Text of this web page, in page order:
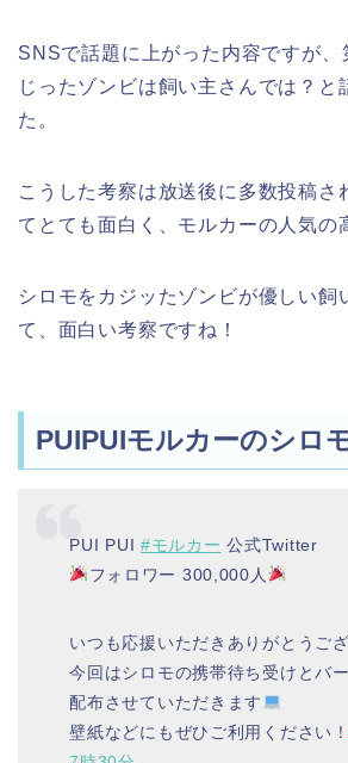
SNSで話題に上がった内容ですが
じったゾンビは飼い主さんでは？と
た。
こうした考察は放送後に多数投稿さ
てとても面白く、モルカーの人気の
シロモをカジッたゾンビが優しい飼
て、面白い考察ですね！
PUIPUIモルカーのシロ
PUI PUI #モルカー 公式Twitter
フォロワー 300,000人
いつも応援いただきありがとうご
今回はシロモの携帯待ち受けとバ
配布させていただきます
壁紙などにもぜひご利用ください！